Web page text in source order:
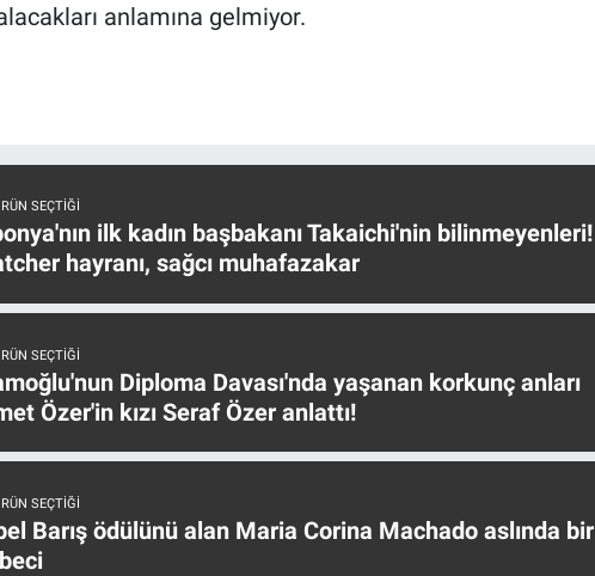
anlamına gelmiyor.
SEÇTIĞI
ilk kadın başbakanı Takaichi'nin bilinmeyenleri!
hayranı, sağcı muhafazakar
SEÇTIĞI
Diploma Davası'nda yaşanan korkunç anları
Özer'in kızı Seraf Özer anlattı!
SEÇTIĞI
Barış ödülünü alan Maria Corina Machado aslında bir